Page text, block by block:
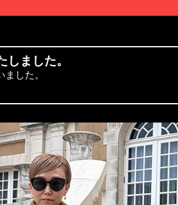
ました。
した。